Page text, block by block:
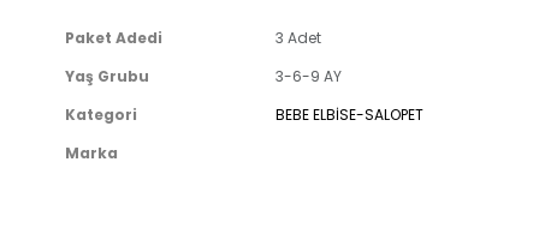
Paket Adedi
3 Adet
Yaş Grubu
3-6-9 AY
Kategori
BEBE ELBİSE-SALOPET
Marka